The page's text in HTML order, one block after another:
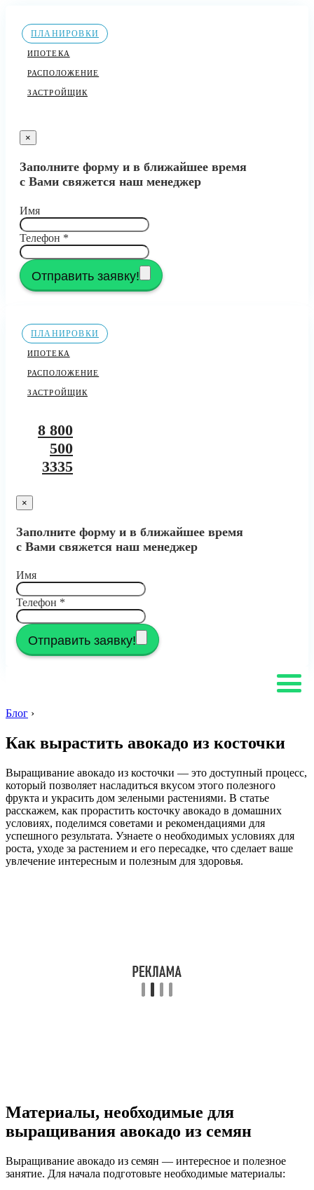
ПЛАНИРОВКИ
ИПОТЕКА
РАСПОЛОЖЕНИЕ
ЗАСТРОЙЩИК
×
Заполните форму и в ближайшее время
с Вами свяжется наш менеджер
Имя
Телефон *
Отправить заявку!
ПЛАНИРОВКИ
ИПОТЕКА
РАСПОЛОЖЕНИЕ
ЗАСТРОЙЩИК
8 800
500
3335
×
Заполните форму и в ближайшее время
с Вами свяжется наш менеджер
Имя
Телефон *
Отправить заявку!
Блог ›
Как вырастить авокадо из косточки
Выращивание авокадо из косточки — это доступный процесс,
который позволяет насладиться вкусом этого полезного
фрукта и украсить дом зелеными растениями. В статье
расскажем, как прорастить косточку авокадо в домашних
условиях, поделимся советами и рекомендациями для
успешного результата. Узнаете о необходимых условиях для
роста, уходе за растением и его пересадке, что сделает ваше
увлечение интересным и полезным для здоровья.
Материалы, необходимые для
выращивания авокадо из семян
Выращивание авокадо из семян — интересное и полезное
занятие. Для начала подготовьте необходимые материалы: